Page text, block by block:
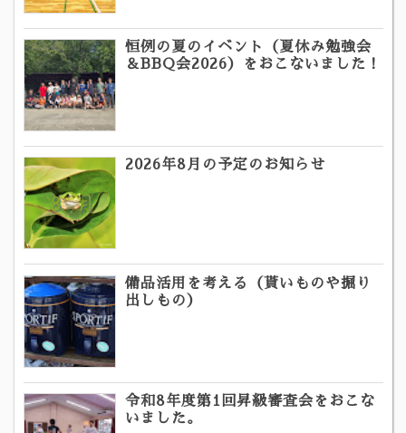
恒例の夏のイベント（夏休み勉強会
＆BBQ会2026）をおこないました！
2026年8月の予定のお知らせ
備品活用を考える（貰いものや掘り
出しもの）
令和8年度第1回昇級審査会をおこな
いました。